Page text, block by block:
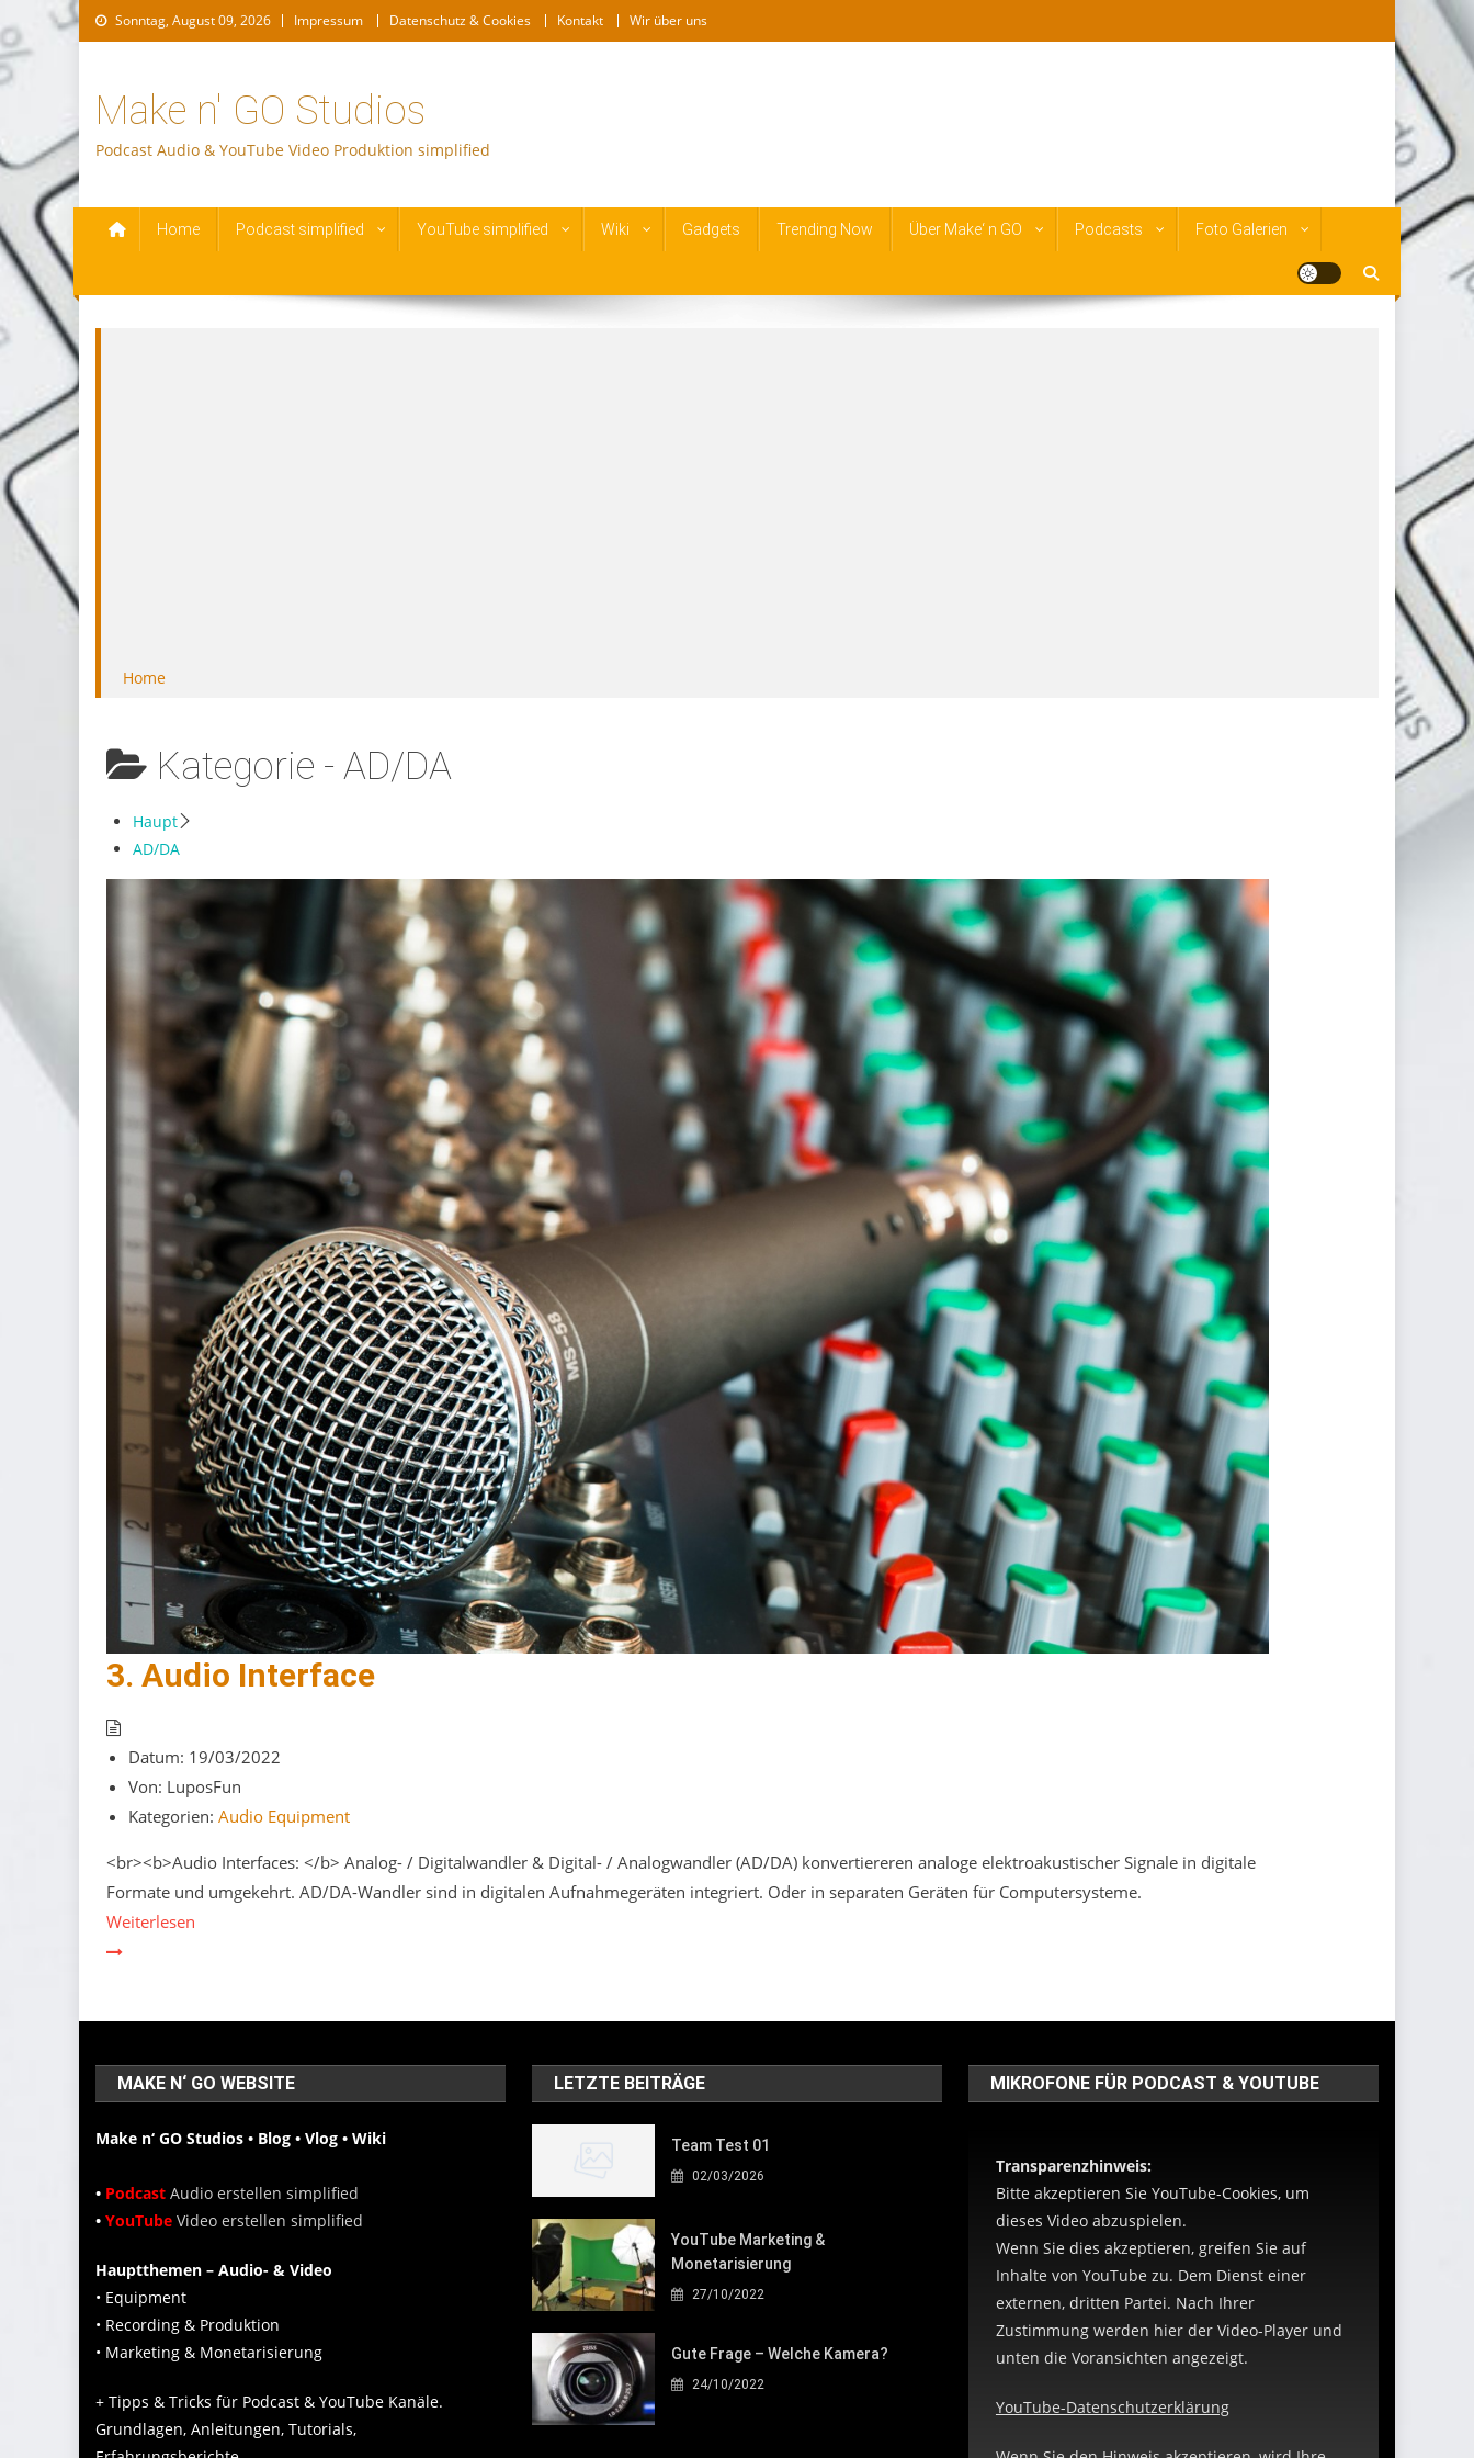
Skip
to
Sonntag, August 09, 2026 Impressum Datenschutz & Cookies Kontakt Wir über uns
Make n' GO Studios
Podcast Audio & YouTube Video Produktion simplified
Home Podcast simplified YouTube simplified Wiki Gadgets Trending Now Über Make‘ n GO Podcasts Foto Galerien
Home
Kategorie - AD/DA
Haupt
AD/DA
3. Audio Interface
Datum: 19/03/2022
Von: LuposFun
Kategorien: Audio Equipment
<br><b>Audio Interfaces: </b> Analog- / Digitalwandler & Digital- / Analogwandler (AD/DA) konvertiereren analoge elektroakustischer Signale in digitale
Formate und umgekehrt. AD/DA-Wandler sind in digitalen Aufnahmegeräten integriert. Oder in separaten Geräten für Computersysteme.
Weiterlesen
MAKE N‘ GO WEBSITE
Make n‘ GO Studios • Blog • Vlog • Wiki
• PodcastAudio erstellen simplified
•YouTubeVideo erstellen simplified
Hauptthemen – Audio- & Video
• Equipment
• Recording & Produktion
• Marketing & Monetarisierung
+ Tipps & Tricks für Podcast & YouTube Kanäle.
Grundlagen, Anleitungen, Tutorials,
LETZTE BEITRÄGE
Team Test 01
02/03/2026
YouTube Marketing &
Monetarisierung
27/10/2022
Gute Frage – Welche Kamera?
24/10/2022
MIKROFONE FÜR PODCAST & YOUTUBE
Transparenzhinweis:
Bitte akzeptieren Sie YouTube-Cookies, um
dieses Video abzuspielen.
Wenn Sie dies akzeptieren, greifen Sie auf
Inhalte von YouTube zu. Dem Dienst einer
externen, dritten Partei. Nach Ihrer
Zustimmung werden hier der Video-Player und
unten die Voransichten angezeigt.
YouTube-Datenschutzerklärung